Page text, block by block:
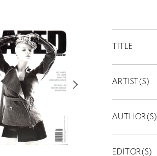
TITLE
ARTIST(S)
AUTHOR(S)
EDITOR(S)